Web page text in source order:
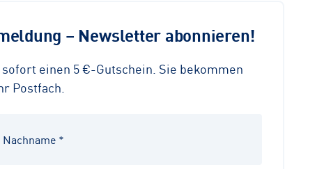
– Newsletter abonnieren!
einen 5 €-Gutschein. Sie bekommen
Postfach.